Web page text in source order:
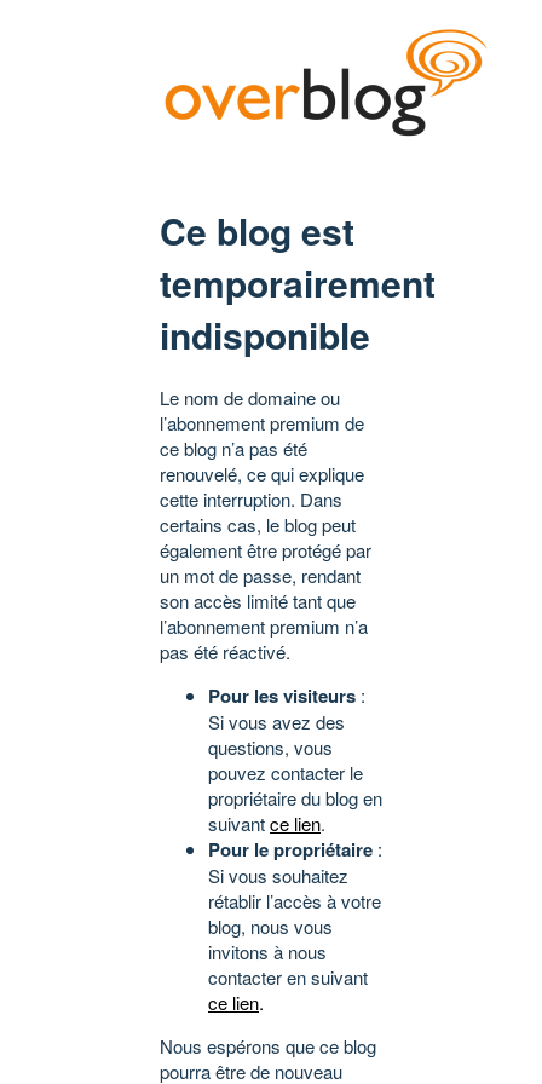
Ce blog est
temporairement
indisponible
Le nom de domaine ou
l’abonnement premium de
ce blog n’a pas été
renouvelé, ce qui explique
cette interruption. Dans
certains cas, le blog peut
également être protégé par
un mot de passe, rendant
son accès limité tant que
l’abonnement premium n’a
pas été réactivé.
Pour les visiteurs :
Si vous avez des
questions, vous
pouvez contacter le
propriétaire du blog en
suivantce lien.
Pour le propriétaire :
Si vous souhaitez
rétablir l’accès à votre
blog, nous vous
invitons à nous
contacter en suivant
ce lien.
Nous espérons que ce blog
pourra être de nouveau